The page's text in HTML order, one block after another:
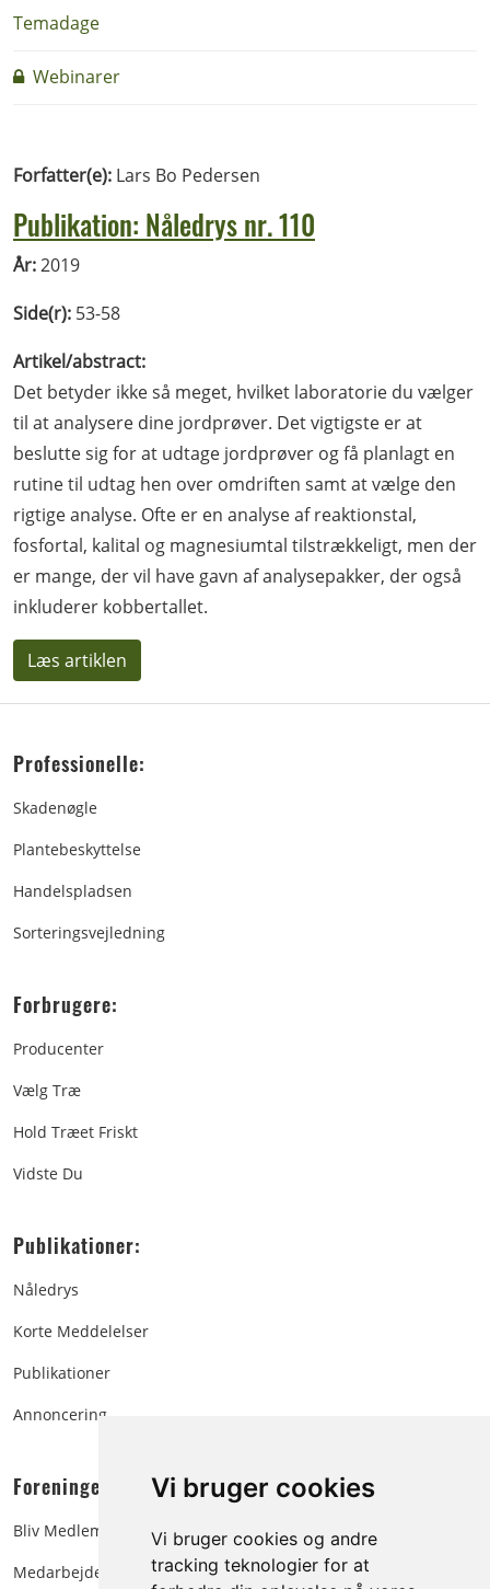
Vi bruger cookies
Vi bruger cookies og andre
tracking teknologier for at
Temadage
Webinarer
Forfatter(e): Lars Bo Pedersen
Publikation: Nåledrys nr. 110
År:2019
Side(r): 53-58
Artikel/abstract:
Det betyder ikke så meget, hvilket laboratorie du vælger
til at analysere dine jordprøver. Det vigtigste er at
beslutte sig for at udtage jordprøver og få planlagt en
rutine til udtag hen over omdriften samt at vælge den
rigtige analyse. Ofte er en analyse af reaktionstal,
fosfortal, kalital og magnesiumtal tilstrækkeligt, men der
er mange, der vil have gavn af analysepakker, der også
inkluderer kobbertallet.
Læs artiklen
Professionelle:
Skadenøgle
Plantebeskyttelse
Handelspladsen
Sorteringsvejledning
Forbrugere:
Producenter
Vælg Træ
Hold Træet Friskt
Vidste Du
Publikationer:
Nåledrys
Korte Meddelelser
Publikationer
Annoncering
Foreningen:
Bliv Medlem
Medarbejdere